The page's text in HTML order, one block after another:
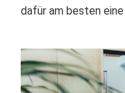
dafür am besten